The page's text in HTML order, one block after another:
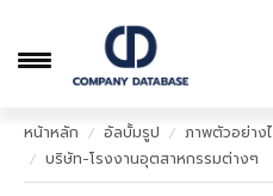
หน้าหลัก
หน้าหลัก อัลบั้มรูป
ภาพตัวอย่าง
บริษัท-โรงงานอุตสาหกรรมต่างๆ